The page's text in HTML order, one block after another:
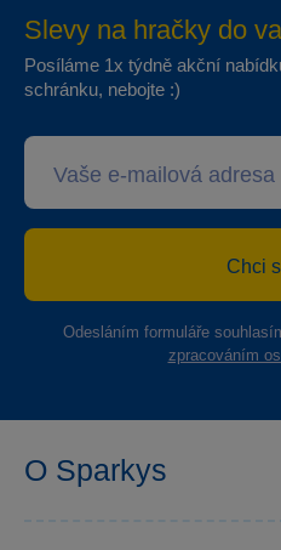
Slevy na hračky do
Posíláme 1x týdně akční
schránku, nebojte :)
Chci
Odesláním formuláře
zpracováním
O Sparkys